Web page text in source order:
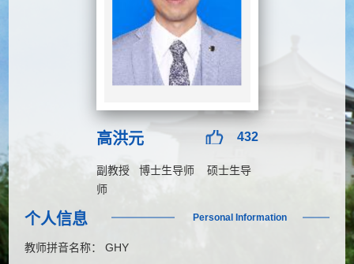
高洪元 432
副教授 博士生导师 硕士生导
师
个人信息 Personal Information
教师拼音名称： GHY